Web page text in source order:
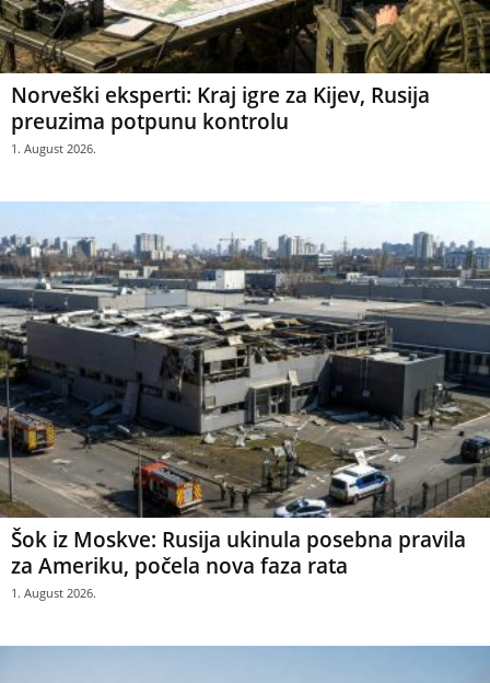
Norveški eksperti: Kraj igre za Kijev, Rusija
preuzima potpunu kontrolu
1. August 2026.
Šok iz Moskve: Rusija ukinula posebna pravila
za Ameriku, počela nova faza rata
1. August 2026.